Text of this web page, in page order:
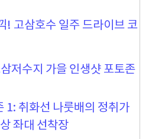
! 고삼호수 일주 드라이브 코
저수지 가을 인생샷 포토존
취화선 나룻배의 정취가
좌대 선착장